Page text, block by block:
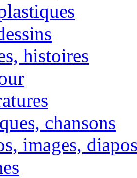
histoires
chansons
images, diapos